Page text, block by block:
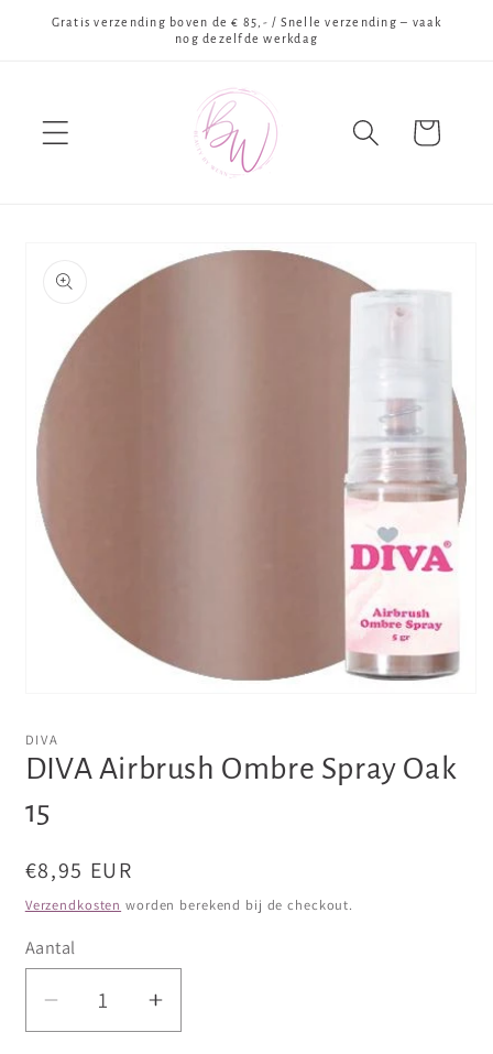
naar de
Gratis verzending boven de € 85,- / Snelle verzending – vaak
nog dezelfde werkdag
Winkelwagen
openen
in
modaal
DIVA
DIVA Airbrush Ombre Spray Oak
15
Normale
prijs
€8,95 EUR
Verzendkosten worden berekend bij de checkout.
Aantal
Aantal
verlagen
Aantal
verhogen